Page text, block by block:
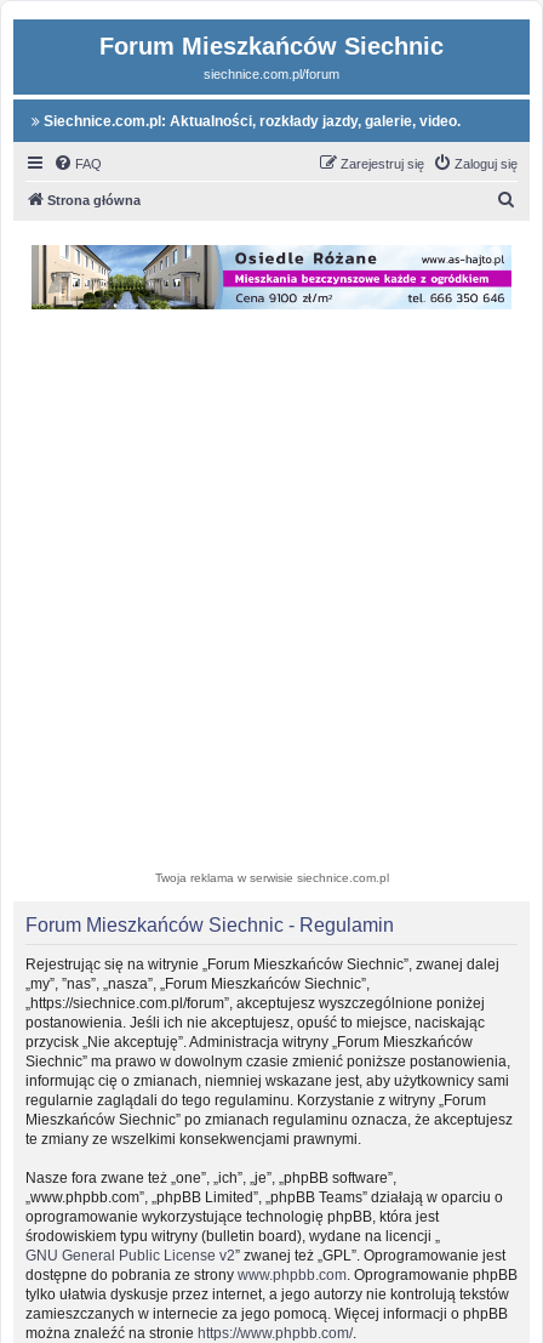
Forum Mieszkańców Siechnic
siechnice.com.pl/forum
Siechnice.com.pl: Aktualności, rozkłady jazdy, galerie, video.
FAQ Zaloguj się
Zarejestruj się
Strona główna
Twoja reklama w serwisie siechnice.com.pl
Forum Mieszkańców Siechnic - Regulamin
Rejestrując się na witrynie „Forum Mieszkańców Siechnic”, zwanej dalej
„my”, ”nas”, „nasza”, „Forum Mieszkańców Siechnic”,
„https://siechnice.com.pl/forum”, akceptujesz wyszczególnione poniżej
postanowienia. Jeśli ich nie akceptujesz, opuść to miejsce, naciskając
przycisk „Nie akceptuję”. Administracja witryny „Forum Mieszkańców
Siechnic” ma prawo w dowolnym czasie zmienić poniższe postanowienia,
informując cię o zmianach, niemniej wskazane jest, aby użytkownicy sami
regularnie zaglądali do tego regulaminu. Korzystanie z witryny „Forum
Mieszkańców Siechnic” po zmianach regulaminu oznacza, że akceptujesz
te zmiany ze wszelkimi konsekwencjami prawnymi.
Nasze fora zwane też „one”, „ich”, „je”, „phpBB software”,
„www.phpbb.com”, „phpBB Limited”, „phpBB Teams” działają w oparciu o
oprogramowanie wykorzystujące technologię phpBB, która jest
środowiskiem typu witryny (bulletin board), wydane na licencji „
GNU General Public License v2” zwanej też „GPL”. Oprogramowanie jest
dostępne do pobrania ze strony www.phpbb.com . Oprogramowanie phpBB
tylko ułatwia dyskusje przez internet, a jego autorzy nie kontrolują tekstów
zamieszczanych w internecie za jego pomocą. Więcej informacji o phpBB
można znaleźć na stronie https://www.phpbb.com/.